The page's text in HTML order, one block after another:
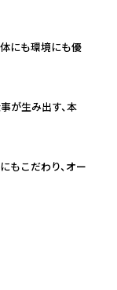
にも環境にも優
が生み出す、本
もこだわり、オー